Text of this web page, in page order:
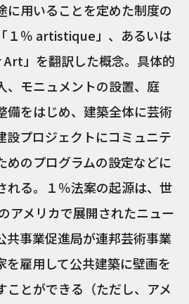
に用いることを定めた制度の
１％ artistique」、あるいは
」を翻訳した概念。具体的
、モニュメントの設置、庭
備をはじめ、建築全体に芸術
設プロジェクトにコミュニテ
めのプログラムの設定などに
れる。１％法案の起源は、世
アメリカで展開されたニュー
共事業促進局が連邦芸術事業
を雇用して公共建築に壁画を
ことができる（ただし、アメ